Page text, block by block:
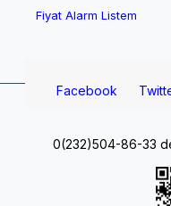
Fiyat Alarm Listem
Facebook
0(232)504-86-33